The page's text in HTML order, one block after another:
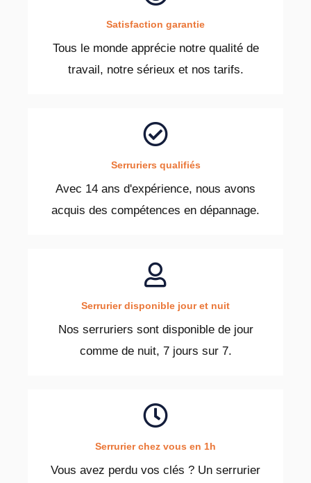
Satisfaction garantie
Tous le monde apprécie notre qualité de
travail, notre sérieux et nos tarifs.
Serruriers qualifiés
Avec 14 ans d'expérience, nous avons
acquis des compétences en dépannage.
Serrurier disponible jour et nuit
Nos serruriers sont disponible de jour
comme de nuit, 7 jours sur 7.
Serrurier chez vous en 1h
Vous avez perdu vos clés ? Un serrurier